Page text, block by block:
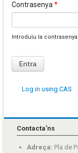
Contrasenya*
Introduïu la
Log in using CAS
Contacta'ns
Adreça: Pla de